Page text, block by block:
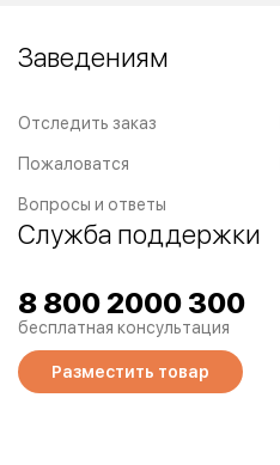
Заведениям
Отследить заказ
Пожаловатся
Вопросы и ответы
Служба поддержки
8 800 2000 300
бесплатная консультация
Разместить товар